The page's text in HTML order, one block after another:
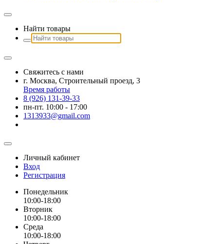
Найти товары
Свяжитесь с нами
г. Москва, Строительный проезд, 3
Время работы
8 (926) 131-39-33
пн-пт. 10:00 - 17:00
1313933@gmail.com
Личный кабинет
Вход
Регистрация
Понедельник
10:00-18:00
Вторник
10:00-18:00
Среда
10:00-18:00